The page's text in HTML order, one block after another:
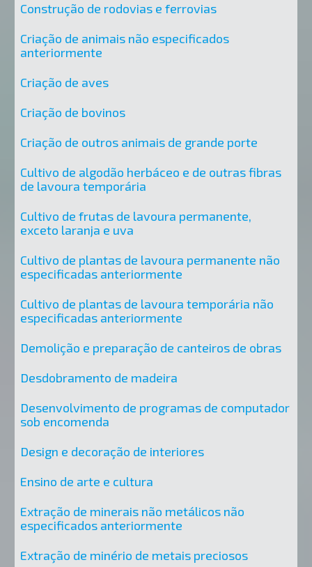
Construção de rodovias e ferrovias
Criação de animais não especificados
anteriormente
Criação de aves
Criação de bovinos
Criação de outros animais de grande porte
Cultivo de algodão herbáceo e de outras fibras
de lavoura temporária
Cultivo de frutas de lavoura permanente,
exceto laranja e uva
Cultivo de plantas de lavoura permanente não
especificadas anteriormente
Cultivo de plantas de lavoura temporária não
especificadas anteriormente
Demolição e preparação de canteiros de obras
Desdobramento de madeira
Desenvolvimento de programas de computador
sob encomenda
Design e decoração de interiores
Ensino de arte e cultura
Extração de minerais não metálicos não
especificados anteriormente
Extração de minério de metais preciosos